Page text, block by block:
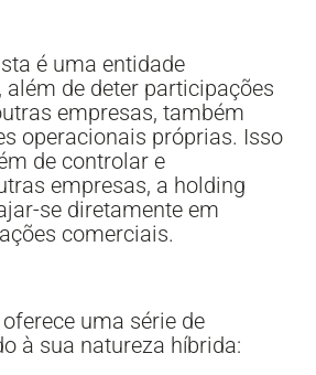
é uma entidade
além de deter participações
empresas, também
operacionais próprias. Isso
de controlar e
empresas, a holding
se diretamente em
comerciais.
uma série de
à sua natureza híbrida: